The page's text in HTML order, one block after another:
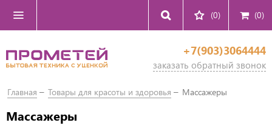
(0) (0)
+7(903)3064444
заказать обратный звонок
Главная Товары для красоты и здоровья Массажеры
Массажеры